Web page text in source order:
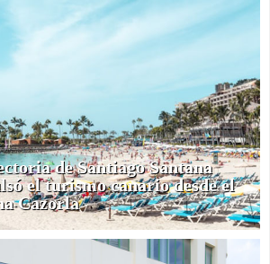
de Santiago Santana
el turismo canario desde el
Cazorla